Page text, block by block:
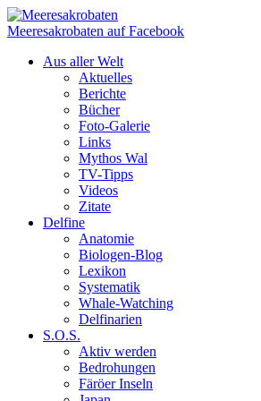
Meeresakrobaten auf Facebook
Aus aller Welt
Aktuelles
Berichte
Bücher
Foto-Galerie
Links
Mythos Wal
TV-Tipps
Videos
Zitate
Delfine
Anatomie
Biologen-Blog
Lexikon
Systematik
Whale-Watching
Delfinarien
S.O.S.
Aktiv werden
Bedrohungen
Färöer Inseln